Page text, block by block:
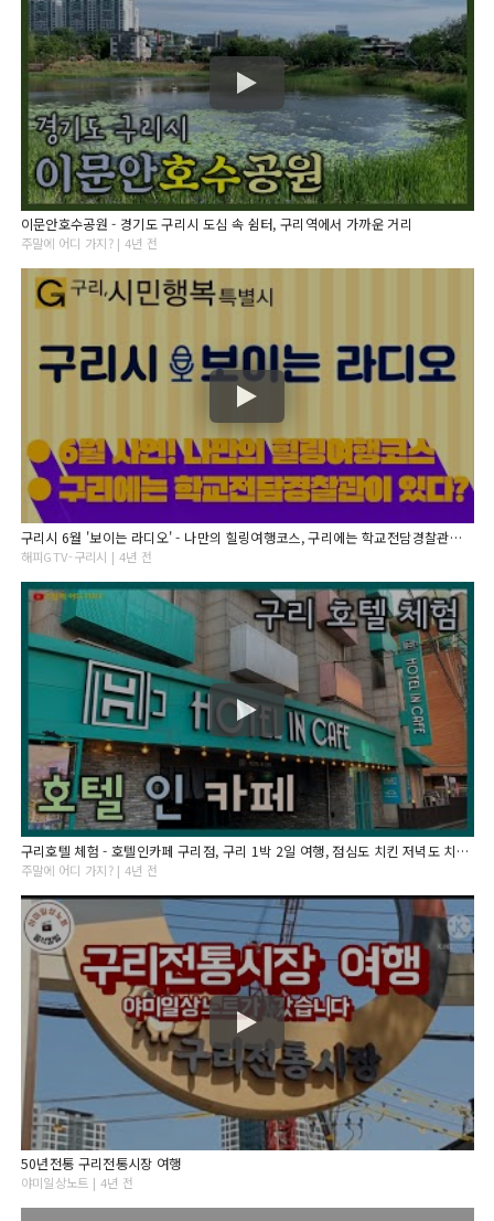
이문안호수공원 - 경기도 구리시 도심 속 쉼터, 구리역에서 가까운 거리
주말에 어디 가지? | 4년 전
구리시 6월 '보이는 라디오' - 나만의 힐링여행코스, 구리에는 학교전담경찰관이 있다?
해피GTV-구리시 | 4년 전
구리호텔 체험 - 호텔인카페 구리점, 구리 1박 2일 여행, 점심도 치킨 저녁도 치킨, 잠자리프렌즈 39기 [경기도 구리시]
주말에 어디 가지? | 4년 전
50년전통 구리전통시장 여행
야미일상노트 | 4년 전